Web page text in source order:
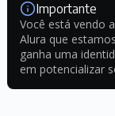
Importante
Você está vendo
Alura que
ganha uma
em potencializar